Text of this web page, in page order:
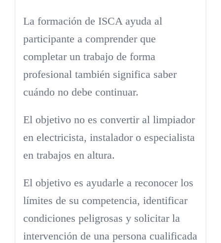
La formación de ISCA ayuda al
participante a comprender que
completar un trabajo de forma
profesional también significa saber
cuándo no debe continuar.
El objetivo no es convertir al limpiador
en electricista, instalador o especialista
en trabajos en altura.
El objetivo es ayudarle a reconocer los
límites de su competencia, identificar
condiciones peligrosas y solicitar la
intervención de una persona cualificada